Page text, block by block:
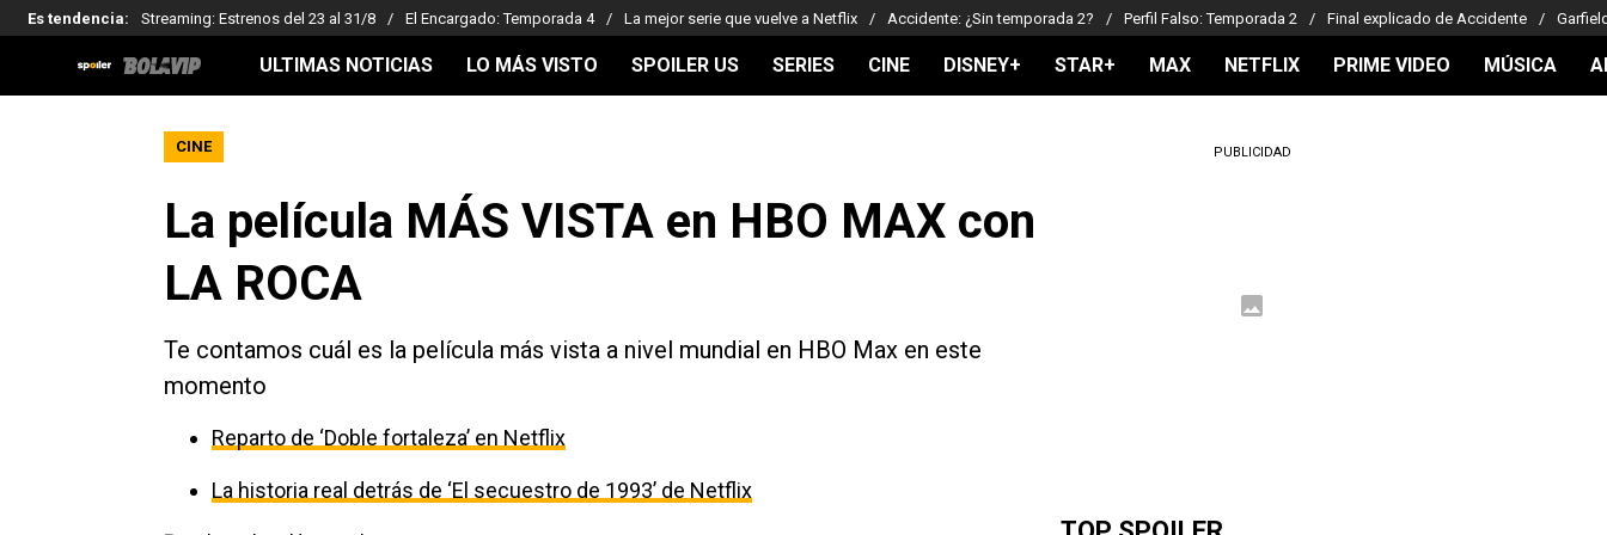
Es tendencia: Streaming: Estrenos del 23 al 31/8 El Encargado: Temporada 4 La mejor serie que vuelve a Netflix Accidente: ¿Sin temporada 2? Perfil Falso: Temporada 2 Final explicado de Accidente
ULTIMAS NOTICIAS LO MÁS VISTO SPOILER US SERIES CINE DISNEY+ STAR+ MAX NETFLIX PRIME VIDEO MÚSICA
CINE
La película MÁS VISTA en HBO MAX con
LA ROCA
Te contamos cuál es la película más vista a nivel mundial en HBO Max en este
momento
Reparto de ‘Doble fortaleza’ en Netflix
La historia real detrás de ‘El secuestro de 1993’ de Netflix
PUBLICIDAD